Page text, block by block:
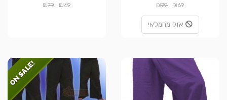
₪69
₪79
אזל מהמלאי
₪69
₪79